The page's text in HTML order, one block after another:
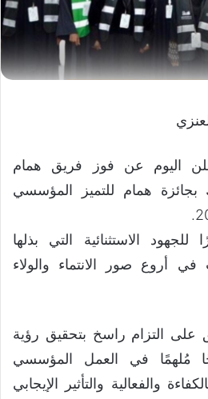
اليوم عن فوز فريق همام
بجائزة همام للتميز المؤسسي
للجهود الاستثنائية التي بذلها
أروع صور الانتماء والولاء
على التزام راسخ بتحقيق رؤية
مُلهمًا في العمل المؤسسي
والفعالية والتأثير الإيجابي